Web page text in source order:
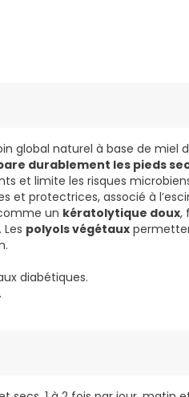
global naturel à base de miel
durablement les pieds
et limite les risques
et protectrices, associé à
un kératolytique doux,
polyols végétaux
diabétiques.